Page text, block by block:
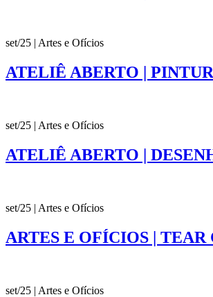
set/25 | Artes e Ofícios
ATELIÊ ABERTO |
set/25 | Artes e Ofícios
ATELIÊ ABERTO |
set/25 | Artes e Ofícios
ARTES E OFÍCIOS |
set/25 | Artes e Ofícios